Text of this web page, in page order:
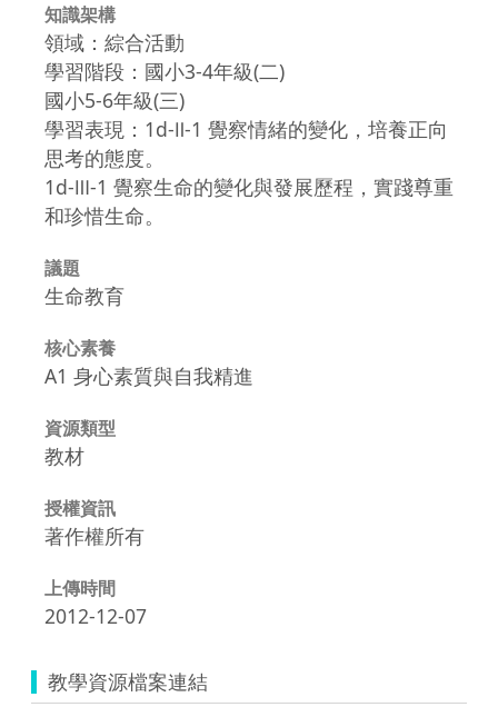
知識架構
領域：綜合活動
學習階段：國小3-4年級(二)
國小5-6年級(三)
學習表現：1d-Ⅱ-1 覺察情緒的變化，培養正向
思考的態度。
1d-Ⅲ-1 覺察生命的變化與發展歷程，實踐尊重
和珍惜生命。
議題
生命教育
核心素養
A1 身心素質與自我精進
資源類型
教材
授權資訊
著作權所有
上傳時間
2012-12-07
教學資源檔案連結